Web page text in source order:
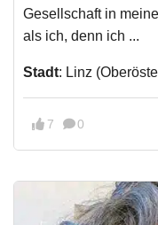
Gesellschaft in
als ich, denn ich ...
Stadt: Linz
7 0